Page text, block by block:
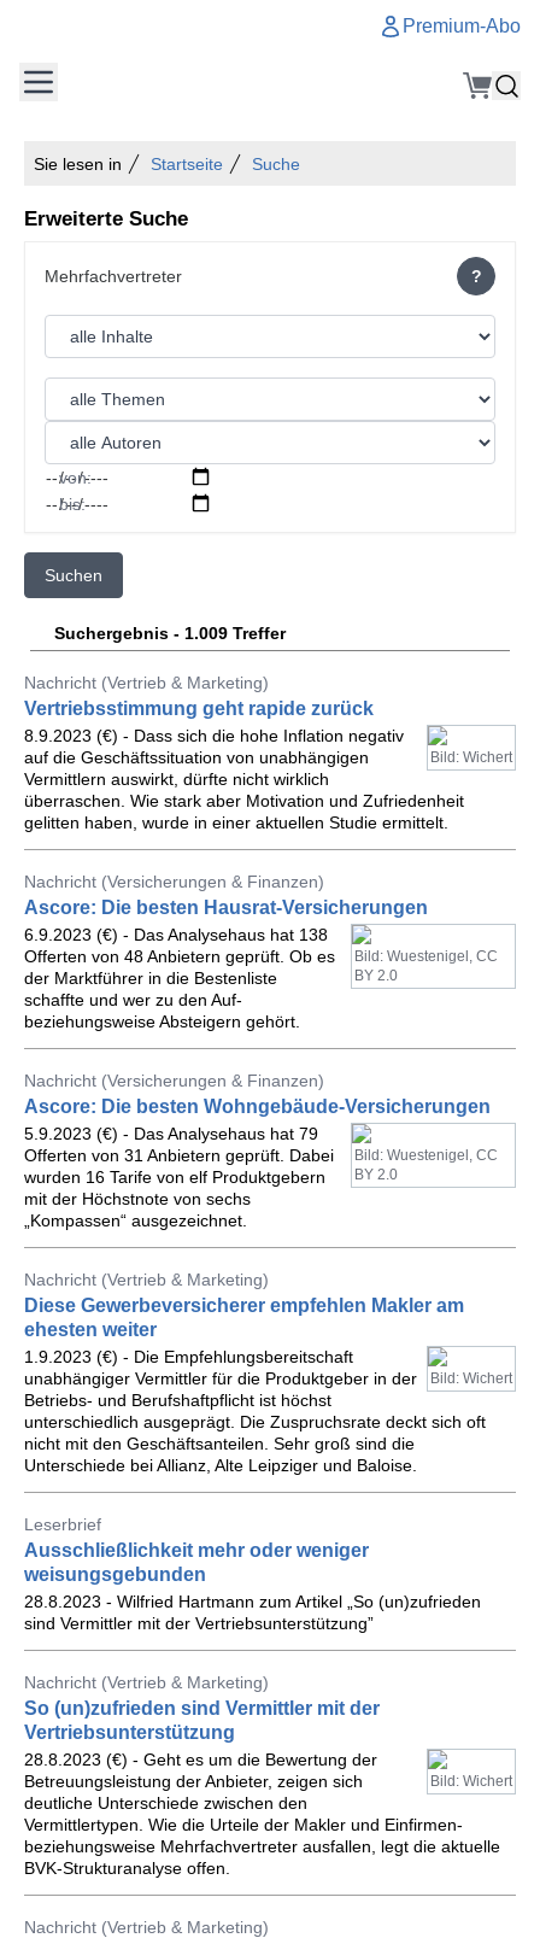
Premium-Abo
Sie lesen in Startseite Suche
Erweiterte Suche
?
von:
bis:
Suchen
Suchergebnis - 1.009 Treffer
Nachricht (Vertrieb & Marketing)
Vertriebsstimmung geht rapide zurück
Bild: Wichert
8.9.2023 (€) - Dass sich die hohe Inflation negativ
auf die Geschäftssituation von unabhängigen
Vermittlern auswirkt, dürfte nicht wirklich
überraschen. Wie stark aber Motivation und Zufriedenheit
gelitten haben, wurde in einer aktuellen Studie ermittelt.
Nachricht (Versicherungen & Finanzen)
Ascore: Die besten Hausrat-Versicherungen
Bild: Wuestenigel, CC
BY 2.0
6.9.2023 (€) - Das Analysehaus hat 138
Offerten von 48 Anbietern geprüft. Ob es
der Marktführer in die Bestenliste
schaffte und wer zu den Auf-
beziehungsweise Absteigern gehört.
Nachricht (Versicherungen & Finanzen)
Ascore: Die besten Wohngebäude-Versicherungen
Bild: Wuestenigel, CC
BY 2.0
5.9.2023 (€) - Das Analysehaus hat 79
Offerten von 31 Anbietern geprüft. Dabei
wurden 16 Tarife von elf Produktgebern
mit der Höchstnote von sechs
„Kompassen“ ausgezeichnet.
Nachricht (Vertrieb & Marketing)
Diese Gewerbeversicherer empfehlen Makler am
ehesten weiter
Bild: Wichert
1.9.2023 (€) - Die Empfehlungsbereitschaft
unabhängiger Vermittler für die Produktgeber in der
Betriebs- und Berufshaftpflicht ist höchst
unterschiedlich ausgeprägt. Die Zuspruchsrate deckt sich oft
nicht mit den Geschäftsanteilen. Sehr groß sind die
Unterschiede bei Allianz, Alte Leipziger und Baloise.
Leserbrief
Ausschließlichkeit mehr oder weniger
weisungsgebunden
28.8.2023 - Wilfried Hartmann zum Artikel „So (un)zufrieden
sind Vermittler mit der Vertriebsunterstützung”
Nachricht (Vertrieb & Marketing)
So (un)zufrieden sind Vermittler mit der
Vertriebsunterstützung
Bild: Wichert
28.8.2023 (€) - Geht es um die Bewertung der
Betreuungsleistung der Anbieter, zeigen sich
deutliche Unterschiede zwischen den
Vermittlertypen. Wie die Urteile der Makler und Einfirmen-
beziehungsweise Mehrfachvertreter ausfallen, legt die aktuelle
BVK-Strukturanalyse offen.
Nachricht (Vertrieb & Marketing)